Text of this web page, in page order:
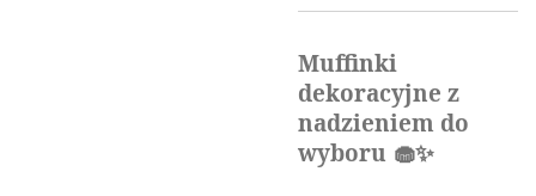
Muffinki
dekoracyjne z
nadzieniem do
wyboru 🧁✨